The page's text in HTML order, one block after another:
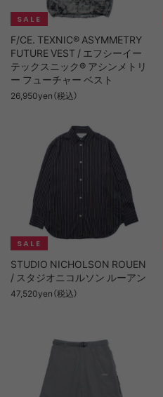
F/CE. TEXNIC® ASYMMETRY
FUTURE VEST / エフシーイー
テックスニック® アシンメトリ
ー フューチャー ベスト
26,950yen（税込）
STUDIO NICHOLSON ROUEN
/ スタジオニコルソン ルーアン
47,520yen（税込）